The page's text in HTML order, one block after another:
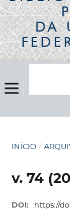
DA
INÍCIO /
v. 74
DOI: https://